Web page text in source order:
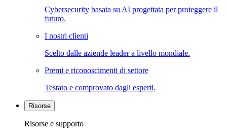
Cybersecurity basata su AI progettata per proteggere il
futuro.
I nostri clienti
Scelto dalle aziende leader a livello mondiale.
Premi e riconoscimenti di settore
Testato e comprovato dagli esperti.
Risorse
Risorse e supporto